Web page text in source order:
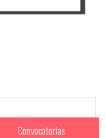
Convocatorias